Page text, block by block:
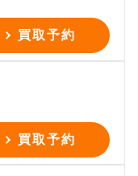
買取予約
買取予約